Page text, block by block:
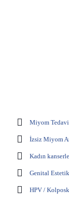
Miyom
İzsiz Miyom
Kadın
Genital Estetik
HPV /